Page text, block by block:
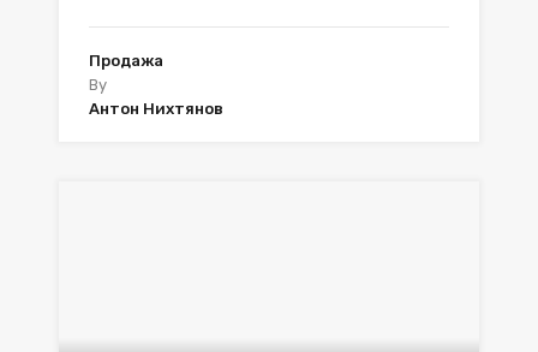
Продажа
By
Антон Нихтянов